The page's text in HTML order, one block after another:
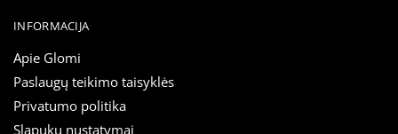
INFORMACIJA
Apie Glomi
Paslaugų teikimo taisyklės
Privatumo politika
Slapukų nustatymai